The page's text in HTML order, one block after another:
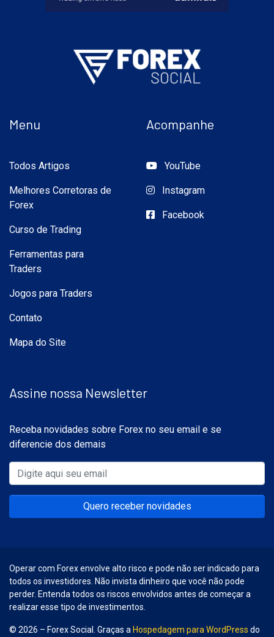
Menu
Todos Artigos
Melhores Corretoras de
Forex
Curso de Trading
Ferramentas para
Traders
Jogos para Traders
Contato
Mapa do Site
Acompanhe
YouTube
Instagram
Facebook
Assine nossa Newsletter
Receba novidades sobre Forex no seu email e se
diferencie dos demais
Quero receber novidades
Operar com Forex envolve alto risco e pode não ser indicado para
todos os investidores. Não invista dinheiro que você não pode
perder. Entenda todos os riscos envolvidos antes de começar a
realizar esse tipo de investimentos.
© 2026 – Forex Social. Graças a Hospedagem para WordPress do